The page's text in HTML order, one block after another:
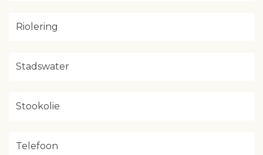
Riolering
Stadswater
Stookolie
Telefoon